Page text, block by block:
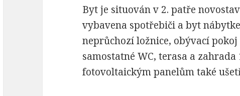
Byt je situován v 2. patře
vybavena spotřebiči a byt
neprůchozí ložnice, obývací
samostatné WC, terasa a
fotovoltaickým panelům také